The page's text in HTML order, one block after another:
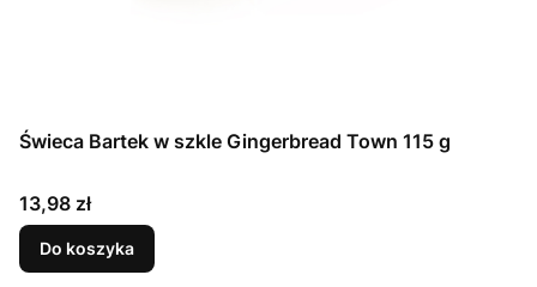
Świeca Bartek w szkle Gingerbread Town 115 g
Cena
13,98 zł
Do koszyka